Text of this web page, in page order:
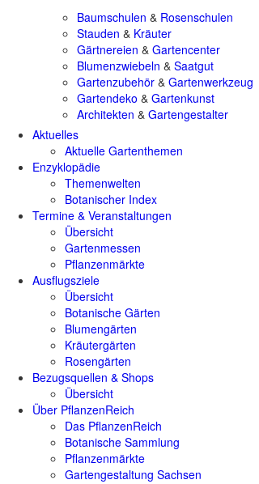
Baumschulen & Rosenschulen
Stauden & Kräuter
Gärtnereien & Gartencenter
Blumenzwiebeln & Saatgut
Gartenzubehör & Gartenwerkzeug
Gartendeko & Gartenkunst
Architekten & Gartengestalter
Aktuelles
Aktuelle Gartenthemen
Enzyklopädie
Themenwelten
Botanischer Index
Termine & Veranstaltungen
Übersicht
Gartenmessen
Pflanzenmärkte
Ausflugsziele
Übersicht
Botanische Gärten
Blumengärten
Kräutergärten
Rosengärten
Bezugsquellen & Shops
Übersicht
Über PflanzenReich
Das PflanzenReich
Botanische Sammlung
Pflanzenmärkte
Gartengestaltung Sachsen